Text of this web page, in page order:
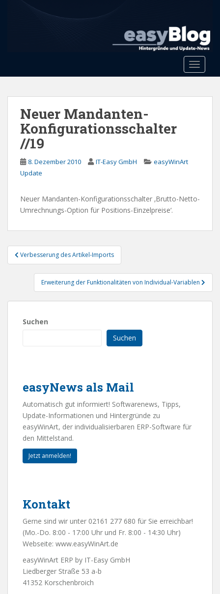
Toggle
Neuer Mandanten-
Konfigurationsschalter
//19
8. Dezember 2010 IT-Easy GmbH
easyWinArt
Update
Neuer Mandanten-Konfigurationsschalter ‚Brutto-Netto-
Umrechnungs-Option für Positions-Einzelpreise‘.
Beitragsnavigation
Verbesserung des Artikel-Imports
Erweiterung der Funktionalitäten von Individual-Variablen
Suchen
Suchen
easyNews als Mail
Automatisch gut informiert! Softwarenews, Tipps,
Update-Informationen und Hintergründe zu
easyWinArt, der individualisierbaren ERP-Software für
den Mittelstand.
Jetzt anmelden!
Kontakt
Gerne sind wir unter 02161 277 680 für Sie erreichbar!
(Mo.-Do. 8:00 - 17:00 Uhr und Fr. 8:00 - 14:30 Uhr)
Webseite: www.easyWinArt.de
easyWinArt ERP by IT-Easy GmbH
Liedberger Straße 53 a-b
41352 Korschenbroich